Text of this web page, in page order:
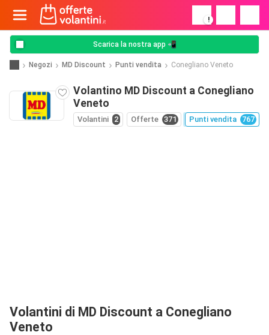
!
Scarica la nostra app 📲
Negozi MD Discount Punti vendita Conegliano Veneto
Volantino MD Discount a Conegliano
Veneto
Volantini 2 Offerte 371 Punti vendita 767
Volantini di MD Discount a Conegliano
Veneto